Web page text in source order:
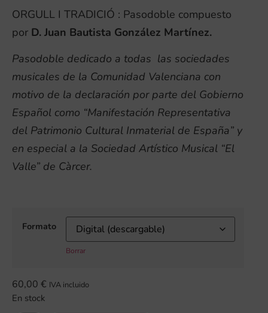
Tienda
ORGULL I TRADICIÓ : Pasodoble compuesto
por D. Juan Bautista González Martínez.
Pasodoble dedicado a todas las sociedades
musicales de la Comunidad Valenciana con
motivo de la declaración por parte del Gobierno
Español como “Manifestación Representativa
del Patrimonio Cultural Inmaterial de España” y
en especial a la Sociedad Artístico Musical “El
Valle” de Càrcer.
Formato
Borrar
60,00 € IVA incluido
En stock